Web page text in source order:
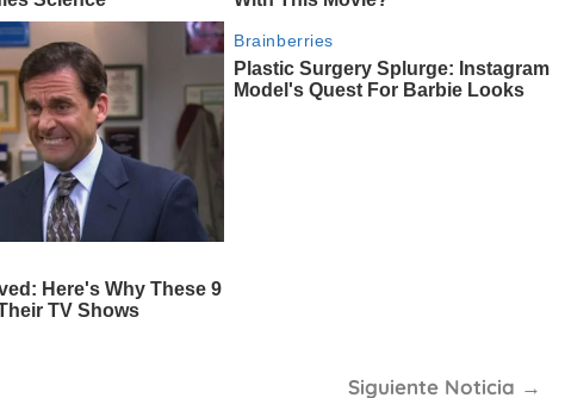
Siguiente Noticia